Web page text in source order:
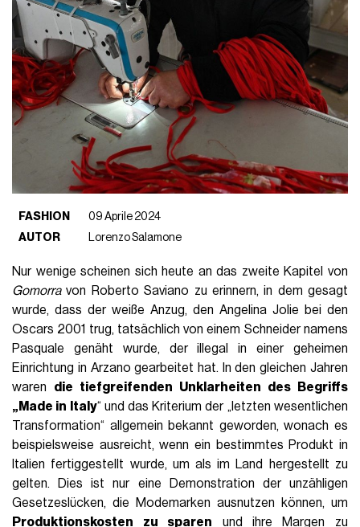
FASHION
09 Aprile 2024
AUTOR
Lorenzo Salamone
Nur wenige scheinen sich heute an das zweite Kapitel von
Gomorravon Roberto Saviano zu erinnern, in dem gesagt
wurde, dass der weiße Anzug, den Angelina Jolie bei den
Oscars 2001 trug, tatsächlich von einem Schneider namens
Pasquale genäht wurde, der illegal in einer geheimen
Einrichtung in Arzano gearbeitet hat. In den gleichen Jahren
waren die tiefgreifenden Unklarheiten des Begriffs
„Made in Italy“ und das Kriterium der „letzten wesentlichen
Transformation“ allgemein bekannt geworden, wonach es
beispielsweise ausreicht, wenn ein bestimmtes Produkt in
Italien fertiggestellt wurde, um als im Land hergestellt zu
gelten. Dies ist nur eine Demonstration der unzähligen
Gesetzeslücken, die Modemarken ausnutzen können, um
Produktionskosten zu sparen und ihre Margen zu